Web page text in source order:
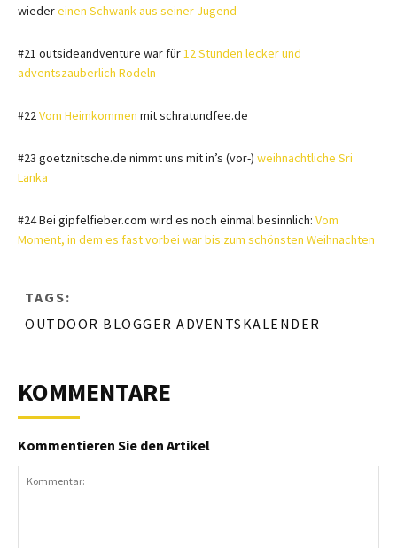
wiedereinen Schwank aus seiner Jugend
#21 outsideandventure war für12 Stunden lecker und
adventszauberlich Rodeln
#22Vom Heimkommen mit schratundfee.de
#23 goetznitsche.de nimmt uns mit in’s (vor-) weihnachtliche Sri
Lanka
#24 Bei gipfelfieber.com wird es noch einmal besinnlich: Vom
Moment, in dem es fast vorbei war bis zum schönsten Weihnachten
TAGS:
OUTDOOR BLOGGER ADVENTSKALENDER
KOMMENTARE
Kommentieren Sie den Artikel